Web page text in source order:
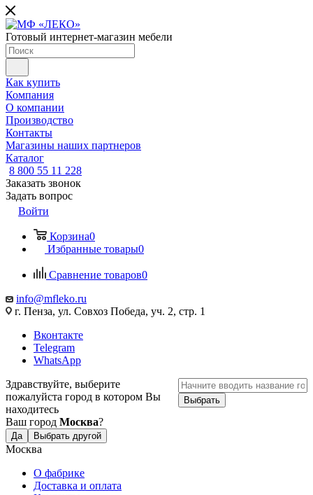
Готовый интернет-магазин мебели
Как купить
Компания
О компании
Производство
Контакты
Магазины наших партнеров
Каталог
8 800 55 11 228
Заказать звонок
Задать вопрос
Войти
Корзина0
Избранные товары0
Сравнение товаров0
info@mfleko.ru
г. Пенза, ул. Совхоз Победа, уч. 2, стр. 1
Вконтакте
Telegram
WhatsApp
Здравствуйте, выберите
пожалуйста город в котором Вы
находитесь
Ваш город Москва?
Да Выбрать другой
Выбрать
Москва
О фабрике
Доставка и оплата